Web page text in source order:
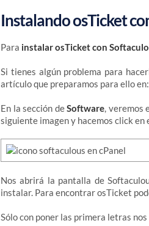
Instalando osTicket
Para instalar osTicket con
Si tienes algún problema para
artículo que preparamos para ello en:
En la sección deSoftware, veremos
siguiente imagen y hacemos click en
Nos abrirá la pantalla de
instalar. Para encontrar osTicket
Sólo con poner las primera letras